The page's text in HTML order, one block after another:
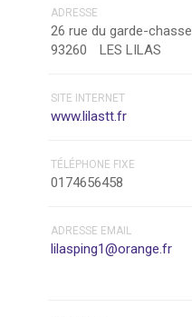
ADRESSE
26 rue du garde-chasse
93260
LES LILAS
SITE INTERNET
www.lilastt.fr
TÉLÉPHONE FIXE
0174656458
ADRESSE EMAIL
lilasping1@orange.fr